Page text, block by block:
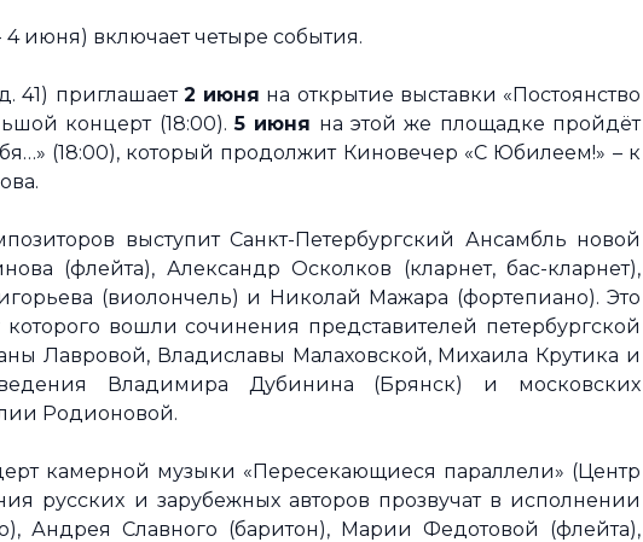
июня) включает четыре события.
41) приглашает 2 июня на открытие выставки «Постоянство
концерт (18:00).5 июня на этой же площадке пройдёт
(18:00), который продолжит Киновечер «С Юбилеем!» – к
выступит Санкт-Петербургский Ансамбль новой
(флейта), Александр Осколков (кларнет, бас-кларнет),
(виолончель) и Николай Мажара (фортепиано). Это
вошли сочинения представителей петербургской
Лавровой, Владиславы Малаховской, Михаила Крутика и
Владимира Дубинина (Брянск) и московских
Родионовой.
камерной музыки «Пересекающиеся параллели» (Центр
русских и зарубежных авторов прозвучат в исполнении
Андрея Славного (баритон), Марии Федотовой (флейта),